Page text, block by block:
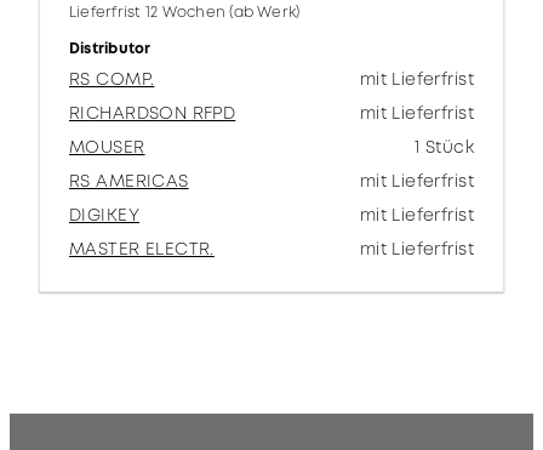
Lieferfrist 12 Wochen (ab Werk)
Distributor
RS COMP.
mit Lieferfrist
RICHARDSON RFPD
mit Lieferfrist
MOUSER
1 Stück
RS AMERICAS
mit Lieferfrist
DIGIKEY
mit Lieferfrist
MASTER ELECTR.
mit Lieferfrist